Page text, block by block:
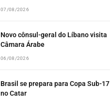
07/08/2026
Novo cônsul-geral do Líbano visita
Câmara Árabe
06/08/2026
Brasil se prepara para Copa Sub-17
no Catar